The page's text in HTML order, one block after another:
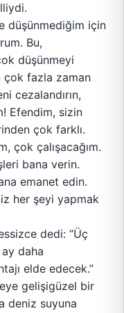
düşünmediğim için
Bu,
düşünmeyi
fazla zaman
cezalandırın,
Efendim, sizin
çok farklı.
çok çalışacağım.
bana verin.
emanet edin.
her şeyi yapmak
dedi: “Üç
daha
elde edecek.”
gelişigüzel bir
deniz suyuna